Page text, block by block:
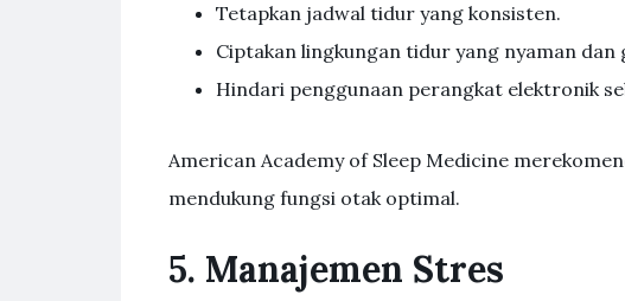
Tetapkan jadwal tidur yang konsisten.
Ciptakan lingkungan tidur yang nyaman dan
Hindari penggunaan perangkat elektronik
American Academy of Sleep Medicine
mendukung fungsi otak optimal.
5. Manajemen Stres